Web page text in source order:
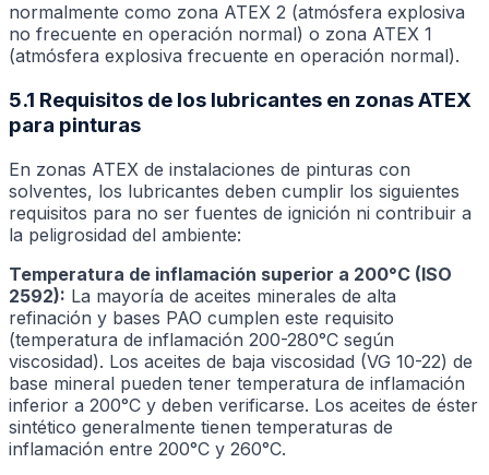
normalmente como zona ATEX 2 (atmósfera explosiva
no frecuente en operación normal) o zona ATEX 1
(atmósfera explosiva frecuente en operación normal).
5.1 Requisitos de los lubricantes en zonas ATEX
para pinturas
En zonas ATEX de instalaciones de pinturas con
solventes, los lubricantes deben cumplir los siguientes
requisitos para no ser fuentes de ignición ni contribuir a
la peligrosidad del ambiente:
Temperatura de inflamación superior a 200°C (ISO
2592): La mayoría de aceites minerales de alta
refinación y bases PAO cumplen este requisito
(temperatura de inflamación 200-280°C según
viscosidad). Los aceites de baja viscosidad (VG 10-22) de
base mineral pueden tener temperatura de inflamación
inferior a 200°C y deben verificarse. Los aceites de éster
sintético generalmente tienen temperaturas de
inflamación entre 200°C y 260°C.